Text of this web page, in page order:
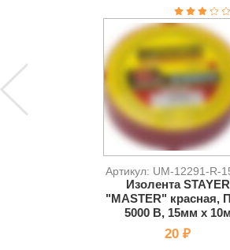
Артикул: UM-12291-R-
Изолента STAYER
"MASTER" красная,
5000 В, 15мм х 10м
20 ₽